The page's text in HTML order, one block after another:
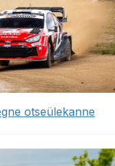
otseülekanne